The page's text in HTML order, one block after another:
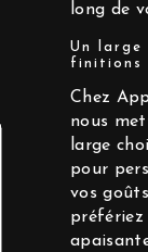
long de
Un large
finitions
Chez
nous
large
pour
vos
préfériez